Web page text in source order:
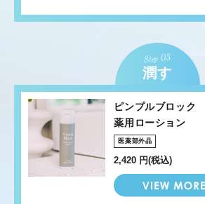
潤す
ピンプルブロック
薬用ローション
医薬部外品
2,420 円(税込)